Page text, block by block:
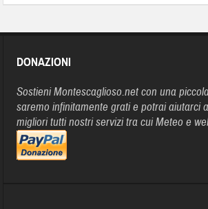
DONAZIONI
Sostieni Montescaglioso.net con una
saremo infinitamente grati e potrai aiutarci
migliori tutti nostri servizi tra cui Meteo e